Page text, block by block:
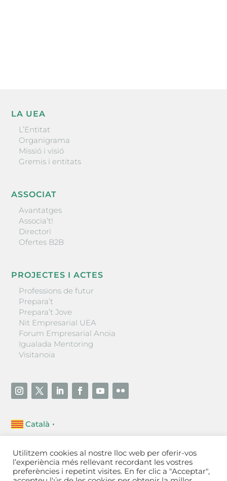
LA UEA
L’Entitat
Organigrama
Missió i visió
Gremis i entitats
ASSOCIAT
Avantatges
Associa’t!
Directori
Ofertes B2B
PROJECTES I ACTES
Professions de futur
Prepara’t
Prepara’t Jove
Nit Empresarial UEA
Forum Empresarial Anoia
Igualada Mentoring
Visitanoia
Català ▼
Unió Empresarial de l’Anoia (UEA)
Ctra. de Manresa, 131, 08700 – Igualada(Barcelona)
Tel 93 805 22 92
Utilitzem cookies al nostre lloc web per oferir-vos
l’experiència més rellevant recordant les vostres
preferències i repetint visites. En fer clic a "Acceptar",